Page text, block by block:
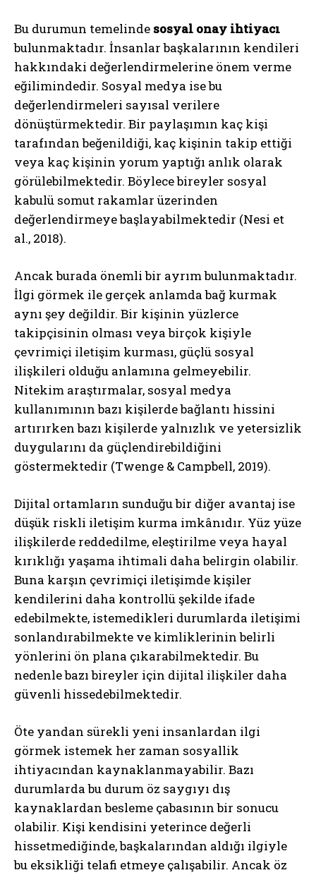
Bu durumun temelinde sosyal onay ihtiyacı
bulunmaktadır. İnsanlar başkalarının kendileri
hakkındaki değerlendirmelerine önem verme
eğilimindedir. Sosyal medya ise bu
değerlendirmeleri sayısal verilere
dönüştürmektedir. Bir paylaşımın kaç kişi
tarafından beğenildiği, kaç kişinin takip ettiği
veya kaç kişinin yorum yaptığı anlık olarak
görülebilmektedir. Böylece bireyler sosyal
kabulü somut rakamlar üzerinden
değerlendirmeye başlayabilmektedir (Nesi et
al., 2018).
Ancak burada önemli bir ayrım bulunmaktadır.
İlgi görmek ile gerçek anlamda bağ kurmak
aynı şey değildir. Bir kişinin yüzlerce
takipçisinin olması veya birçok kişiyle
çevrimiçi iletişim kurması, güçlü sosyal
ilişkileri olduğu anlamına gelmeyebilir.
Nitekim araştırmalar, sosyal medya
kullanımının bazı kişilerde bağlantı hissini
artırırken bazı kişilerde yalnızlık ve yetersizlik
duygularını da güçlendirebildiğini
göstermektedir (Twenge & Campbell, 2019).
Dijital ortamların sunduğu bir diğer avantaj ise
düşük riskli iletişim kurma imkânıdır. Yüz yüze
ilişkilerde reddedilme, eleştirilme veya hayal
kırıklığı yaşama ihtimali daha belirgin olabilir.
Buna karşın çevrimiçi iletişimde kişiler
kendilerini daha kontrollü şekilde ifade
edebilmekte, istemedikleri durumlarda iletişimi
sonlandırabilmekte ve kimliklerinin belirli
yönlerini ön plana çıkarabilmektedir. Bu
nedenle bazı bireyler için dijital ilişkiler daha
güvenli hissedebilmektedir.
Öte yandan sürekli yeni insanlardan ilgi
görmek istemek her zaman sosyallik
ihtiyacından kaynaklanmayabilir. Bazı
durumlarda bu durum öz saygıyı dış
kaynaklardan besleme çabasının bir sonucu
olabilir. Kişi kendisini yeterince değerli
hissetmediğinde, başkalarından aldığı ilgiyle
bu eksikliği telafi etmeye çalışabilir. Ancak öz